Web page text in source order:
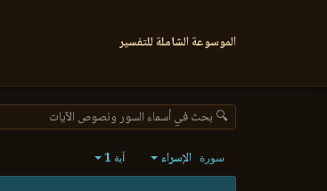
الموسوعة الشاملة للتفسير
🔍 بحث في أسماء السور ونصوص الآيات
سورة الإسراء آية 1